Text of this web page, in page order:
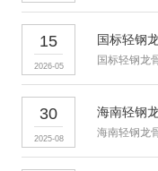
15
2026-05
国标轻钢
30
2025-08
海南轻钢